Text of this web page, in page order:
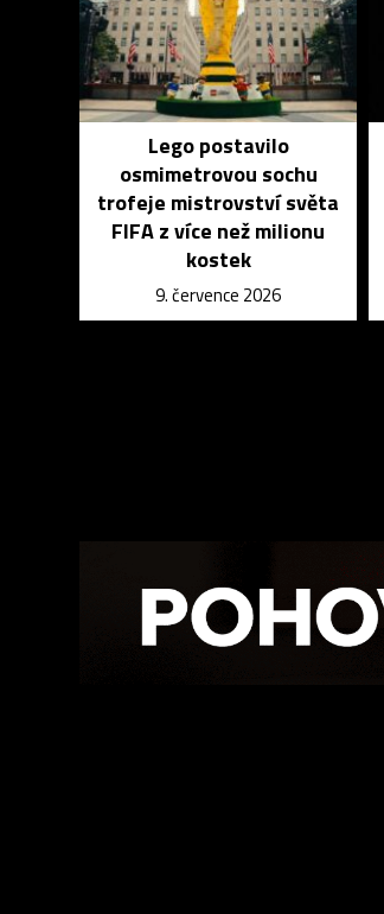
Lego postavilo
osmimetrovou sochu
trofeje mistrovství světa
FIFA z více než milionu
kostek
9. července 2026